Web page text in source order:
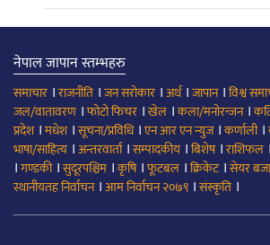
नेपाल जापान स्तम्भहरु
समाचार ।राजनीति ।जन सरोकार ।अर्थ।जापान।विश्व
जल/वातावरण ।फोटो फिचर ।खेल ।कला/मनोरन्जन।
प्रदेश।मधेश।सूचना/प्रविधि।एन आर एन न्युज।कर्णाली।
भाषा/साहित्य ।अन्तरवार्ता।सम्पादकीय ।बिशेष।राशिफल
।गण्डकी।सुदूरपश्चिम ।कृषि।फूटबल ।क्रिकेट।सेयर
स्थानीयतह निर्वाचन।आम निर्वाचन २०७९ ।संस्कृति ।